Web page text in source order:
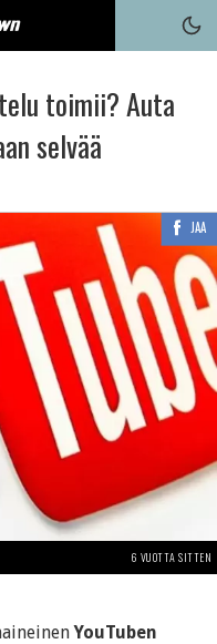
toimii? Auta
selvää
JAA
6 VUOTTA SITTEN
YouTuben